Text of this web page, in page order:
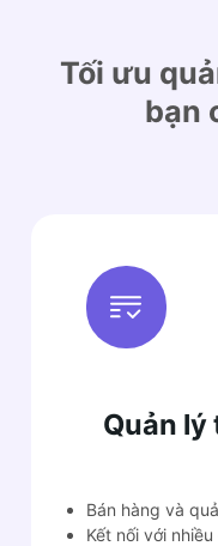
Tối ưu
bạn
Quản lý
Bán hàng và
Kết nối với